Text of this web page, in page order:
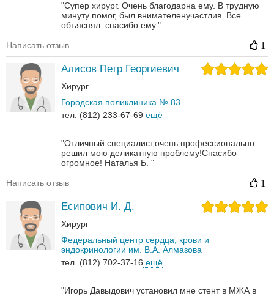
"Супер хирург. Очень благодарна ему. В трудную
минуту помог, был внимателенучастлив. Все
объяснял. спасибо ему."
Написать отзыв 1
Алисов Петр Георгиевич
Хирург
Городская поликлиника № 83
тел. (812) 233-67-69 ещё
"Отличный специалист,очень профессионально
решил мою деликатную проблему!Спасибо
огромное! Наталья Б. "
Написать отзыв 1
Есипович И. Д.
Хирург
Федеральный центр сердца, крови и
эндокринологии им. В.А. Алмазова
тел. (812) 702-37-16 ещё
"Игорь Давыдович установил мне стент в МЖА в